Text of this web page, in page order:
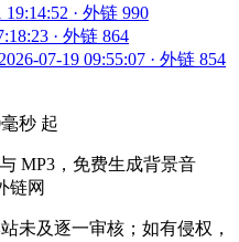
19:14:52 · 外链 990
· 外链 864
2026-07-19 09:55:07 · 外链 854
秒 起
MP3，免费生成背景音
链网
未及逐一审核；如有侵权，